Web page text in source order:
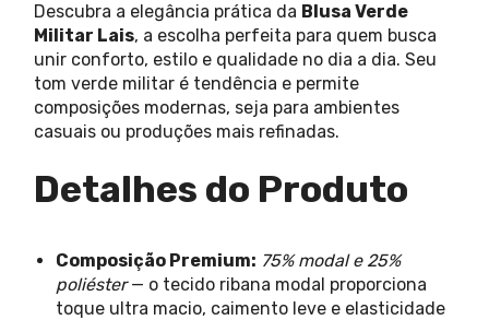
Descubra a elegância prática da Blusa Verde
Militar Lais, a escolha perfeita para quem busca
unir conforto, estilo e qualidade no dia a dia. Seu
tom verde militar é tendência e permite
composições modernas, seja para ambientes
casuais ou produções mais refinadas.
Detalhes do Produto
Composição Premium: 75% modal e 25%
poliéster— o tecido ribana modal proporciona
toque ultra macio, caimento leve e elasticidade